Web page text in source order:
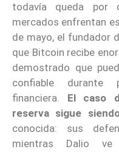
todavía queda por
mercados enfrentan
de mayo, el fundador
que Bitcoin recibe
demostrado que
confiable durante
financiera. El caso
reserva sigue
conocida: sus
mientras Dalio ve